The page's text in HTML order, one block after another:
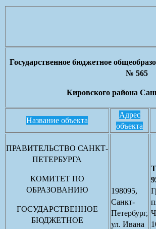
Государственное бюджетное
№ 565
Кировского района
Название объекта
Адрес
объекта
ПРАВИТЕЛЬСТВО САНКТ-
ПЕТЕРБУРГА
КОМИТЕТ ПО
ОБРАЗОВАНИЮ
ГОСУДАРСТВЕННОЕ
БЮДЖЕТНОЕ
198095,
Санкт-
Петербург,
ул. Ивана